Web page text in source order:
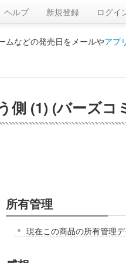
ヘルプ 新規登録 ログイ
ムなどの発売日をメールやアプ
側 (1) (バーズ
所有管理
現在この商品の所有管理デ